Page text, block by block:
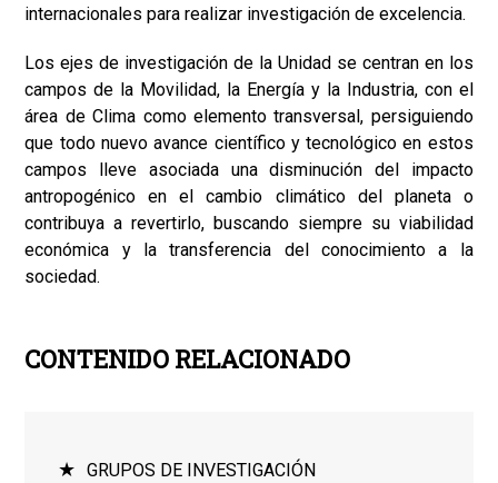
internacionales para realizar investigación de excelencia.
Los ejes de investigación de la Unidad se centran en los
campos de la Movilidad, la Energía y la Industria, con el
área de Clima como elemento transversal, persiguiendo
que todo nuevo avance científico y tecnológico en estos
campos lleve asociada una disminución del impacto
antropogénico en el cambio climático del planeta o
contribuya a revertirlo, buscando siempre su viabilidad
económica y la transferencia del conocimiento a la
sociedad.
CONTENIDO RELACIONADO
GRUPOS DE INVESTIGACIÓN